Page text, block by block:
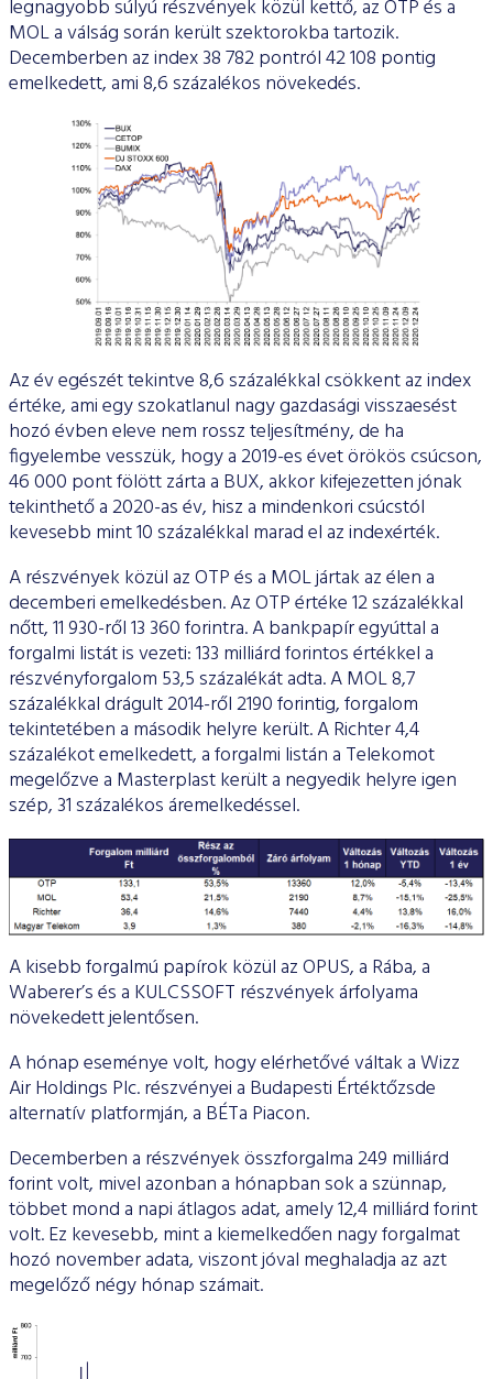
legnagyobb súlyú részvények közül kettő, az OTP és a
MOL a válság során került szektorokba tartozik.
Decemberben az index 38 782 pontról 42 108 pontig
emelkedett, ami 8,6 százalékos növekedés.
Az év egészét tekintve 8,6 százalékkal csökkent az index
értéke, ami egy szokatlanul nagy gazdasági visszaesést
hozó évben eleve nem rossz teljesítmény, de ha
figyelembe vesszük, hogy a 2019-es évet örökös csúcson,
46 000 pont fölött zárta a BUX, akkor kifejezetten jónak
tekinthető a 2020-as év, hisz a mindenkori csúcstól
kevesebb mint 10 százalékkal marad el az indexérték.
A részvények közül az OTP és a MOL jártak az élen a
decemberi emelkedésben. Az OTP értéke 12 százalékkal
nőtt, 11 930-ről 13 360 forintra. A bankpapír egyúttal a
forgalmi listát is vezeti: 133 milliárd forintos értékkel a
részvényforgalom 53,5 százalékát adta. A MOL 8,7
százalékkal drágult 2014-ről 2190 forintig, forgalom
tekintetében a második helyre került. A Richter 4,4
százalékot emelkedett, a forgalmi listán a Telekomot
megelőzve a Masterplast került a negyedik helyre igen
szép, 31 százalékos áremelkedéssel.
A kisebb forgalmú papírok közül az OPUS, a Rába, a
Waberer’s és a KULCSSOFT részvények árfolyama
növekedett jelentősen.
A hónap eseménye volt, hogy elérhetővé váltak a Wizz
Air Holdings Plc. részvényei a Budapesti Értéktőzsde
alternatív platformján, a BÉTa Piacon.
Decemberben a részvények összforgalma 249 milliárd
forint volt, mivel azonban a hónapban sok a szünnap,
többet mond a napi átlagos adat, amely 12,4 milliárd forint
volt. Ez kevesebb, mint a kiemelkedően nagy forgalmat
hozó november adata, viszont jóval meghaladja az azt
megelőző négy hónap számait.